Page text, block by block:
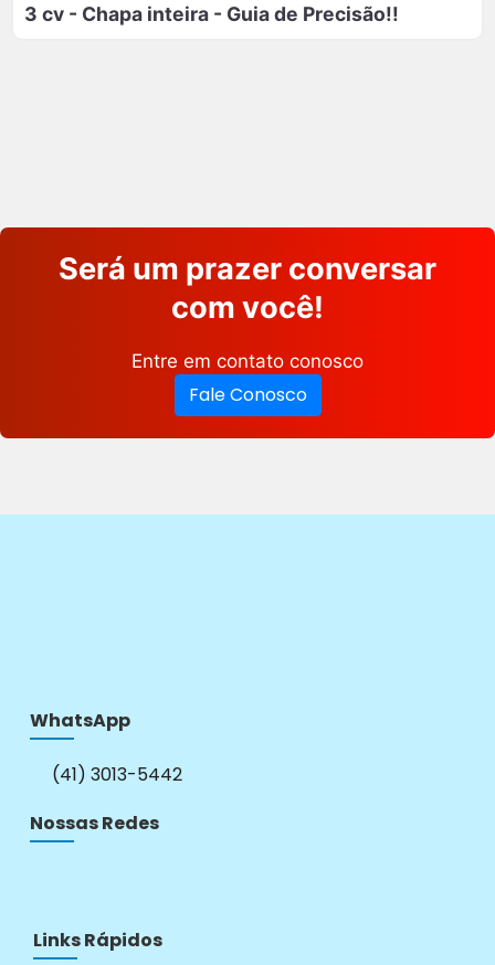
3 cv - Chapa inteira - Guia de Precisão!!
Será um prazer conversar
com você!
Entre em contato conosco
Fale Conosco
WhatsApp
(41) 3013-5442
Nossas Redes
Links Rápidos